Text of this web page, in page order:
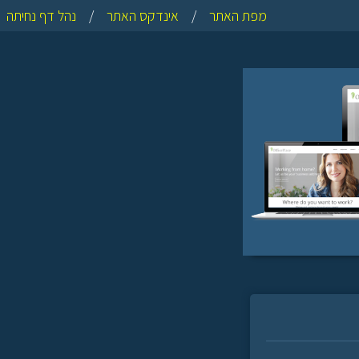
מפת האתר / אינדקס האתר / נהל דף נחיתה